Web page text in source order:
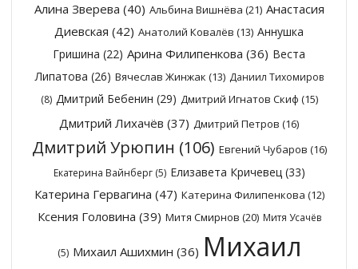
Алина Зверева (40) Альбина Вишнёва (21) Анастасия
Диевская (42) Анатолий Ковалёв (13) Аннушка
Гришина (22) Арина Филипенкова (36) Веста
Липатова (26) Вячеслав Жинжак (13) Даниил Тихомиров
(8) Дмитрий Бебенин (29) Дмитрий Игнатов Скиф (15)
Дмитрий Лихачёв (37) Дмитрий Петров (16)
Дмитрий Урюпин (106) Евгений Чубаров (16)
Екатерина Вайнберг(5) Елизавета Кричевец(33)
Катерина Гервагина (47) Катерина Филипенкова (12)
Ксения Головина (39) Митя Смирнов (20) Митя Усачёв
(5) Михаил Ашихмин (36) Михаил